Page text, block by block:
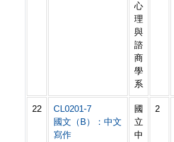
心
理
與
諮
商
學
系
22
CL0201-7
國文（B）：中文
寫作
國
立
中
2